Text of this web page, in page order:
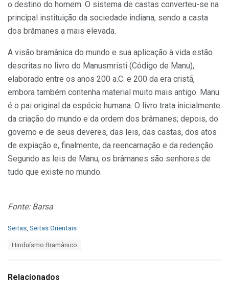
o destino do homem. O sistema de castas converteu-se na
principal instituição da sociedade indiana, sendo a casta
dos brâmanes a mais elevada.
A visão bramânica do mundo e sua aplicação à vida estão
descritas no livro do Manusmristi (Código de Manu),
elaborado entre os anos 200 a.C. e 200 da era cristã,
embora também contenha material muito mais antigo. Manu
é o pai original da espécie humana. O livro trata inicialmente
da criação do mundo e da ordem dos brâmanes; depois, do
governo e de seus deveres, das leis, das castas, dos atos
de expiação e, finalmente, da reencarnação e da redenção.
Segundo as leis de Manu, os brâmanes são senhores de
tudo que existe no mundo.
Fonte: Barsa
C
o
Seitas Seitas Orientais
:
Hinduísmo Bramânico
Relacionados